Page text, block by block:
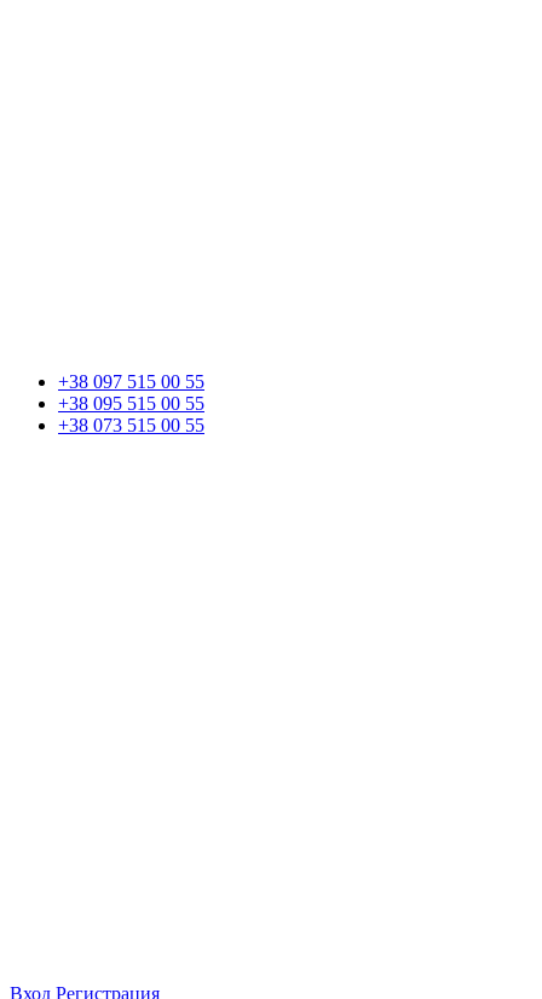
+38 097 515 00 55
+38 095 515 00 55
+38 073 515 00 55
Вход Регистрация